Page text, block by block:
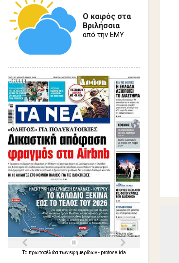
Ο καιρός στα
Βριλήσσια
από την ΕΜΥ
Τα πρωτοσέλιδα τωνεφημερίδων- protoselida